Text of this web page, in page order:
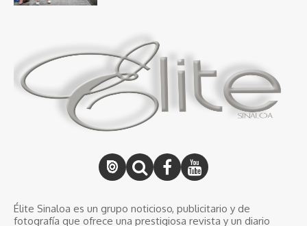
Élite Sinaloa es un grupo noticioso, publicitario y de
fotografía que ofrece una prestigiosa revista y un diario